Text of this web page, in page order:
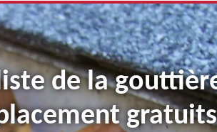
de la
gratuits